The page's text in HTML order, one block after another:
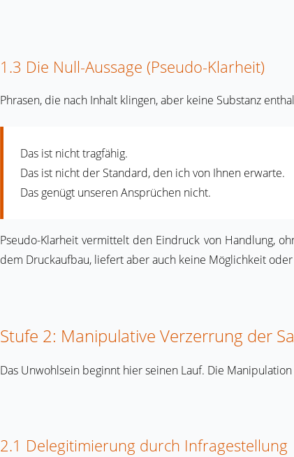
1.3 Die Null-Aussage (Pseudo-Klarheit)
Phrasen, die nach Inhalt klingen, aber keine Substanz
Das ist nicht tragfähig.
Das ist nicht der Standard, den ich von Ihnen erwarte.
Das genügt unseren Ansprüchen nicht.
Pseudo-Klarheit vermittelt den Eindruck von Handlung,
dem Druckaufbau, liefert aber auch keine Möglichkeit oder
Stufe 2: Manipulative Verzerrung der
Das Unwohlsein beginnt hier seinen Lauf. Die
2.1 Delegitimierung durch Infragestellung